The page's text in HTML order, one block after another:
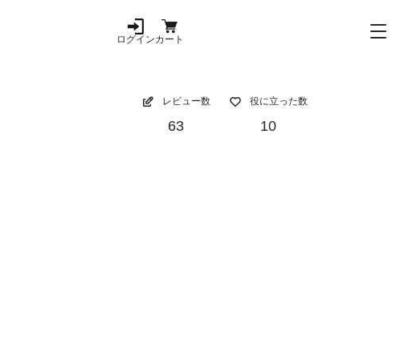
ログインカート
レビュー数
63
役に立った数
10